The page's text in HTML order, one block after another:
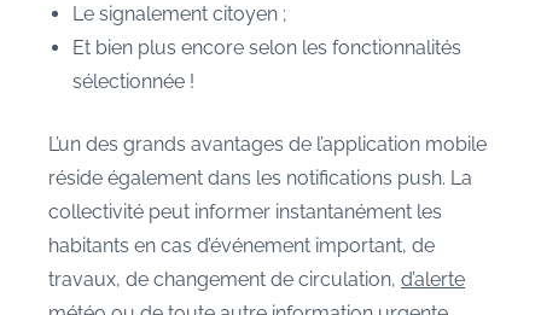
Le signalement citoyen ;
Et bien plus encore selon les fonctionnalités
sélectionnée !
L’un des grands avantages de l’application mobile
réside également dans les notifications push. La
collectivité peut informer instantanément les
habitants en cas d’événement important, de
travaux, de changement de circulation, d’alerte